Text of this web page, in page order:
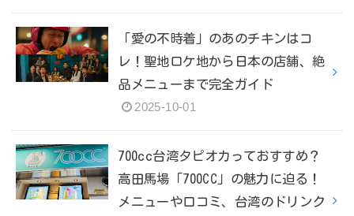
「愛の不時着」のあのチキンはコ
レ！聖地ロケ地から日本の店舗、絶
品メニューまで完全ガイド
2025-10-01
700cc台湾タピオカっておすすめ？
高田馬場「700CC」の魅力に迫る！
メニューや口コミ、台湾のドリンク